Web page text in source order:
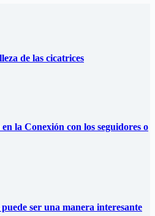
de las cicatrices
la Conexión con los seguidores o
ser una manera interesante